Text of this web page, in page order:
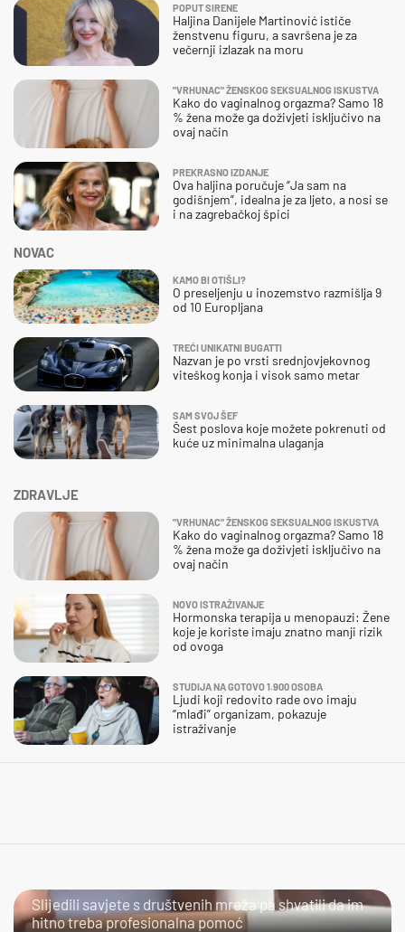
ZDRAVLJE
"VRHUNAC" ŽENSKOG SEKSUALNOG ISKUSTVA
Kako do vaginalnog orgazma? Samo 18
% žena može ga doživjeti isključivo na
ovaj način
NOVO ISTRAŽIVANJE
Hormonska terapija u menopauzi: Žene
koje je koriste imaju znatno manji rizik
od ovoga
STUDIJA NA GOTOVO 1.900 OSOBA
Ljudi koji redovito rade ovo imaju
“mlađi” organizam, pokazuje
istraživanje
NOVAC
KAMO BI OTIŠLI?
O preseljenju u inozemstvo razmišlja 9
od 10 Europljana
TREĆI UNIKATNI BUGATTI
Nazvan je po vrsti srednjovjekovnog
viteškog konja i visok samo metar
SAM SVOJ ŠEF
Šest poslova koje možete pokrenuti od
kuće uz minimalna ulaganja
POPUT SIRENE
Haljina Danijele Martinović ističe
ženstvenu figuru, a savršena je za
večernji izlazak na moru
"VRHUNAC" ŽENSKOG SEKSUALNOG ISKUSTVA
Kako do vaginalnog orgazma? Samo 18
% žena može ga doživjeti isključivo na
ovaj način
PREKRASNO IZDANJE
Ova haljina poručuje “Ja sam na
godišnjem”, idealna je za ljeto, a nosi se
i na zagrebačkoj špici
Slijedili savjete s društvenih mreža pa shvatili da im
hitno treba profesionalna pomoć